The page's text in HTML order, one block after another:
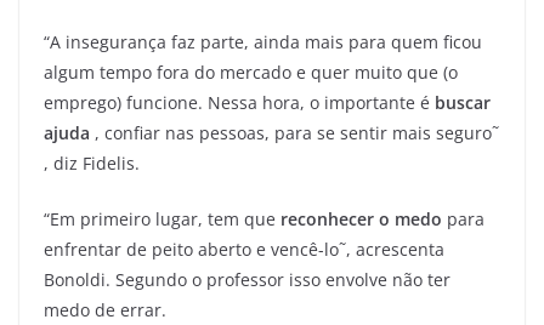
“A insegurança faz parte, ainda mais para quem ficou
algum tempo fora do mercado e quer muito que (o
emprego) funcione. Nessa hora, o importante é buscar
ajuda , confiar nas pessoas, para se sentir mais seguro˜
, diz Fidelis.
“Em primeiro lugar, tem que reconhecer o medo para
enfrentar de peito aberto e vencê-lo˜, acrescenta
Bonoldi. Segundo o professor isso envolve não ter
medo de errar.